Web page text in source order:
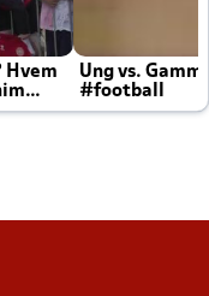
Hvem
Ung vs.
#football